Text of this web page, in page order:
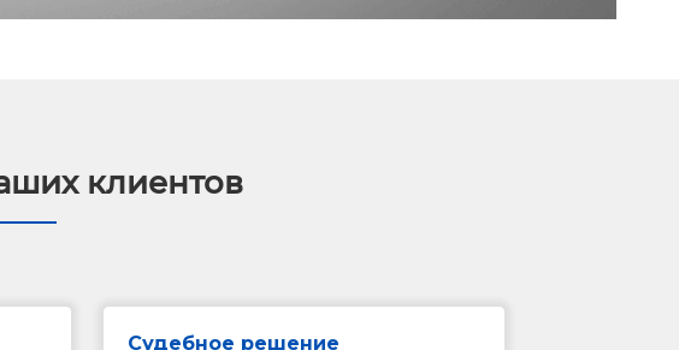
клиентов
Судебное решение